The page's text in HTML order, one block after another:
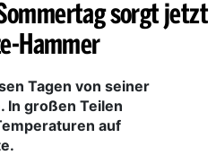
sorgt jetzt
Hammer
Tagen von seiner
In großen Teilen
auf